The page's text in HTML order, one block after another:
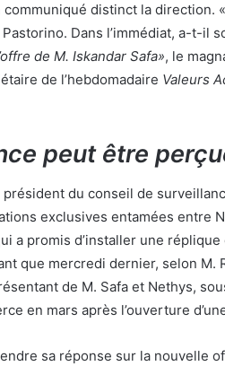
communiqué distinct la direction. «
Dans l’immédiat, a-t-il
de M. Iskandar Safa», le
de l’hebdomadaire Valeurs
peut être
du conseil de
exclusives entamées entre
a promis d’installer une
que mercredi dernier, selon
de M. Safa et Nethys,
en mars après l’ouverture
sa réponse sur la nouvelle